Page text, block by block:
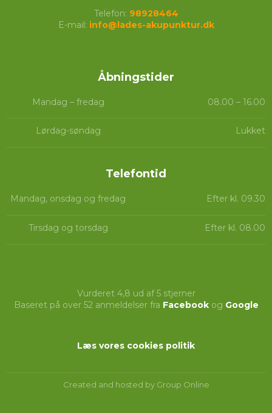
Telefon: 98928464
E-mail: info@lades-akupunktur.dk
Åbningstider​
Mandag – fredag 08.00 – 16.00​
Lørdag-søndag Lukket
Telefontid​​
Mandag, onsdag og fredag Efter kl. 09.30
Tirsdag og torsdag Efter kl. 08.00
Vurderet 4,8 ud af 5 stjerner
Baseret på over 52 anmeldelser fra Facebookog Google
Læs vores cookies politik​
Created and hosted by Group Online